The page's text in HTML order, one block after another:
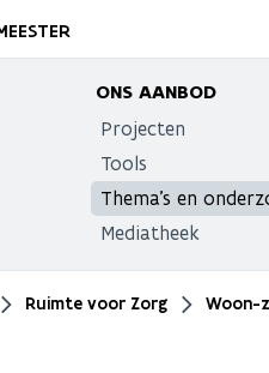
ONS AANBOD
Projecten
Tools
Thema's en
Mediatheek
Ruimte voor Zorg Woon-